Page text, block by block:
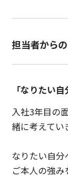
担当者から
「なりたい
入社3年目の
緒に考えてい
なりたい自分
ご本人の強み